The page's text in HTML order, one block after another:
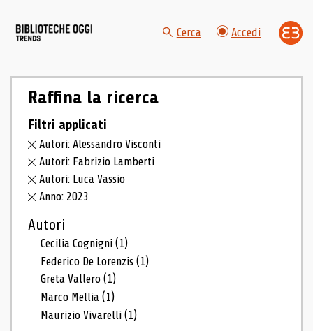
Cerca Accedi
Raffina la ricerca
Filtri applicati
Autori: Alessandro Visconti
Autori: Fabrizio Lamberti
Autori: Luca Vassio
Anno: 2023
Autori
Cecilia Cognigni(1)
Federico De Lorenzis(1)
Greta Vallero(1)
Marco Mellia(1)
Maurizio Vivarelli(1)